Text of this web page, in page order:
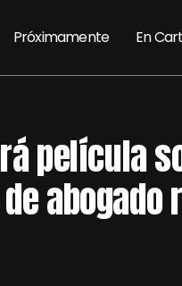
Próximamente En
película
abogado